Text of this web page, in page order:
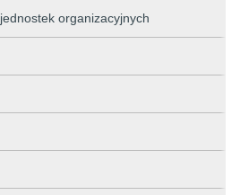
organizacyjnych